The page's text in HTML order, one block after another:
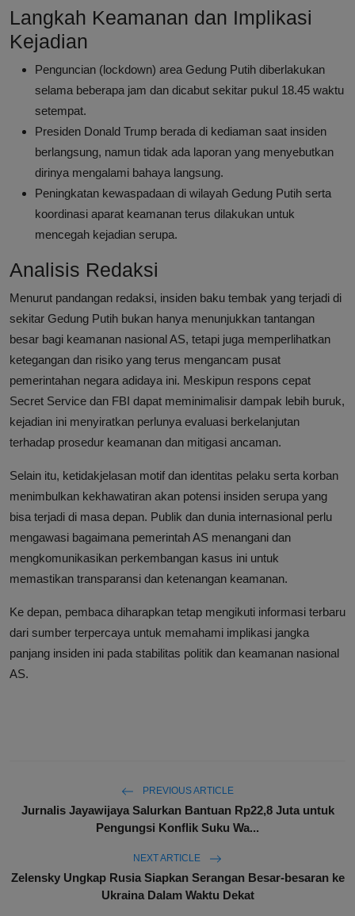
Langkah Keamanan dan Implikasi
Kejadian
Penguncian (lockdown) area Gedung Putih diberlakukan
selama beberapa jam dan dicabut sekitar pukul 18.45 waktu
setempat.
Presiden Donald Trump berada di kediaman saat insiden
berlangsung, namun tidak ada laporan yang menyebutkan
dirinya mengalami bahaya langsung.
Peningkatan kewaspadaan di wilayah Gedung Putih serta
koordinasi aparat keamanan terus dilakukan untuk
mencegah kejadian serupa.
Analisis Redaksi
Menurut pandangan redaksi, insiden baku tembak yang terjadi di
sekitar Gedung Putih bukan hanya menunjukkan tantangan
besar bagi keamanan nasional AS, tetapi juga memperlihatkan
ketegangan dan risiko yang terus mengancam pusat
pemerintahan negara adidaya ini. Meskipun respons cepat
Secret Service dan FBI dapat meminimalisir dampak lebih buruk,
kejadian ini menyiratkan perlunya evaluasi berkelanjutan
terhadap prosedur keamanan dan mitigasi ancaman.
Selain itu, ketidakjelasan motif dan identitas pelaku serta korban
menimbulkan kekhawatiran akan potensi insiden serupa yang
bisa terjadi di masa depan. Publik dan dunia internasional perlu
mengawasi bagaimana pemerintah AS menangani dan
mengkomunikasikan perkembangan kasus ini untuk
memastikan transparansi dan ketenangan keamanan.
Ke depan, pembaca diharapkan tetap mengikuti informasi terbaru
dari sumber terpercaya untuk memahami implikasi jangka
panjang insiden ini pada stabilitas politik dan keamanan nasional
AS.
PREVIOUS ARTICLE
Jurnalis Jayawijaya Salurkan Bantuan Rp22,8 Juta untuk
Pengungsi Konflik Suku Wa...
NEXT ARTICLE
Zelensky Ungkap Rusia Siapkan Serangan Besar-besaran ke
Ukraina Dalam Waktu Dekat